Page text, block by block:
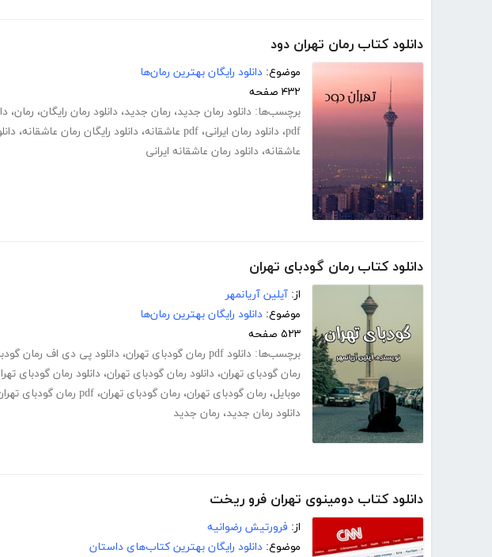
دانلود کتاب رمان تهران دود
موضوع: دانلود رایگان بهترین رمان‌ها
۴۳۲ صفحه
برچسب‌ها: دانلود رمان جدید، رمان جدید، دانلود رمان رایگان، رمان،
pdf، دانلود رمان ایرانی، pdf عاشقانه ، دانلود رایگان رمان عاشقانه،
عاشقانه، دانلود رمان عاشقانه ایرانی
دانلود کتاب رمان گودبای تهران
از: آیلین آریانمهر
موضوع: دانلود رایگان بهترین رمان‌ها
۵۲۳ صفحه
برچسب‌ها: دانلود pdf رمان گودبای تهران ، دانلود پی دی اف رمان
رمان گودبای تهران، دانلود رمان گودبای تهران، دانلود رمان گودبای
موبایل، رمان گودبای تهران، رمان گودبای تهران، pdf رمان گودبای تهران کامل
دانلود رمان جدید، رمان جدید
دانلود کتاب دومینوی تهران فرو ریخت
از: فرورتیش رضوانیه
موضوع: دانلود رایگان بهترین کتاب‌های داستان